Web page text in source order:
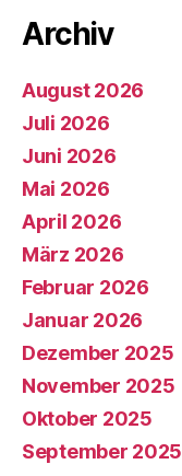
Archiv
August 2026
Juli 2026
Juni 2026
Mai 2026
April 2026
März 2026
Februar 2026
Januar 2026
Dezember 2025
November 2025
Oktober 2025
September 2025